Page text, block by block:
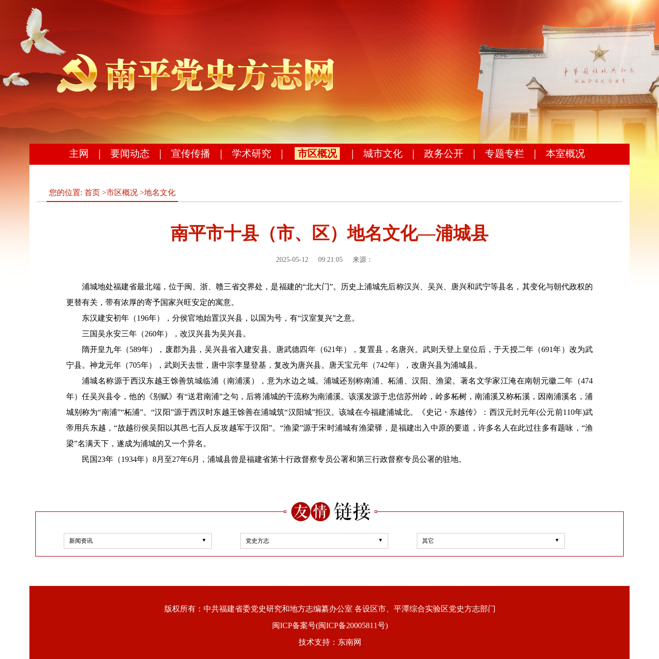
主网 要闻动态 宣传传播 学术研究 市区概况 城市文化 政务公开 专题专栏 本室概况
您的位置: 首页 >市区概况 >地名文化
南平市十县（市、区）地名文化—浦城县
2025-05-12 09:21:05 来源：
浦城地处福建省最北端，位于闽、浙、赣三省交界处，是福建的“北大门”。历史上浦城先后称汉兴、吴兴、唐兴和武宁等县名，其变化与朝代政权的
更替有关，带有浓厚的寄予国家兴旺安定的寓意。
东汉建安初年（196年），分侯官地始置汉兴县，以国为号，有“汉室复兴”之意。
三国吴永安三年（260年），改汉兴县为吴兴县。
隋开皇九年（589年），废郡为县，吴兴县省入建安县。唐武德四年（621年），复置县，名唐兴。武则天登上皇位后，于天授二年（691年）改为武
宁县。神龙元年（705年），武则天去世，唐中宗李显登基，复改为唐兴县。唐天宝元年（742年），改唐兴县为浦城县。
浦城名称源于西汉东越王馀善筑城临浦（南浦溪），意为水边之城。浦城还别称南浦、柘浦、汉阳、渔梁。著名文学家江淹在南朝元徽二年（474
年）任吴兴县令，他的《别赋》有“送君南浦”之句，后将浦城的干流称为南浦溪。该溪发源于忠信苏州岭，岭多柘树，南浦溪又称柘溪，因南浦溪名，浦
城别称为“南浦”“柘浦”。“汉阳”源于西汉时东越王馀善在浦城筑“汉阳城”拒汉。该城在今福建浦城北。《史记・东越传》：西汉元封元年(公元前110年)武
帝用兵东越，“故越衍侯吴阳以其邑七百人反攻越军于汉阳”。“渔梁”源于宋时浦城有渔梁驿，是福建出入中原的要道，许多名人在此过往多有题咏，“渔
梁”名满天下，遂成为浦城的又一个异名。
民国23年（1934年）8月至27年6月，浦城县曾是福建省第十行政督察专员公署和第三行政督察专员公署的驻地。
新闻资讯 党史方志 其它
版权所有：中共福建省委党史研究和地方志编纂办公室 各设区市、平潭综合实验区党史方志部门
闽ICP备案号(闽ICP备20005811号)
技术支持：东南网